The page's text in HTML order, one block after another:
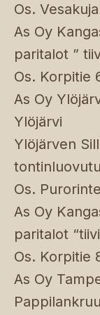
Os.
As Oy
paritalot ”
Os. Korpitie
As Oy
Ylöjärvi
Ylöjärven
Os.
As Oy
paritalot
Os. Korpitie
As Oy